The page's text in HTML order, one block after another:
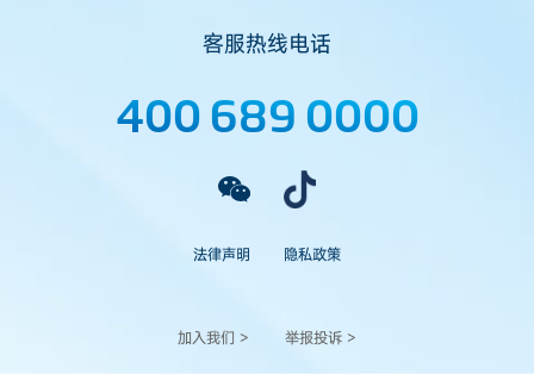
客服热线电话
400 689 0000
法律声明 隐私政策
加入我们 > 举报投诉 >